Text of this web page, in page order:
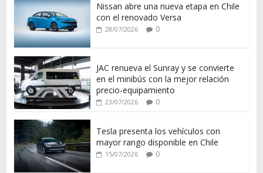
Nissan abre una nueva etapa en Chile
con el renovado Versa
28/07/2026 0
JAC renueva el Sunray y se convierte
en el minibús con la mejor relación
precio-equipamiento
23/07/2026 0
Tesla presenta los vehículos con
mayor rango disponible en Chile
15/07/2026 0